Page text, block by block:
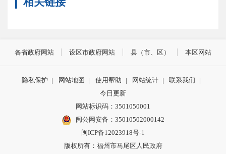
各省政府网站 设区市政府网站 县（市、区） 本区网站
隐私保护 | 网站地图 | 使用帮助 | 网站统计 | 联系我们
|
今日更新
网站标识码：3501050001
闽公网安备：35010502000142
闽ICP备12023918号-1
版权所有：福州市马尾区人民政府